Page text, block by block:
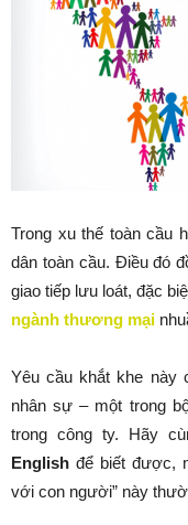
Trong xu thế toàn cầu
dân toàn cầu. Điều đó
giao tiếp lưu loát, đặc
ngành thương mại
Yêu cầu khắt khe này
nhân sự – một trong
trong công ty. Hãy
English để biết được,
với con người” này